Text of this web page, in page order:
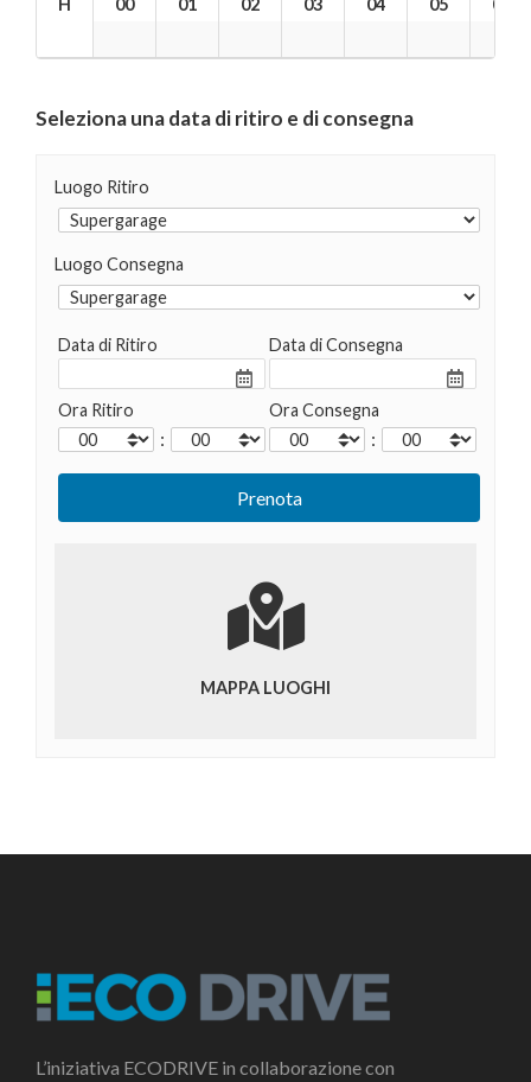
H 00 01 02 03 04 05 06
Seleziona una data di ritiro e di consegna
Luogo Ritiro
Luogo Consegna
Data di Ritiro
Ora Ritiro
:
Data di Consegna
Ora Consegna
:
MAPPA LUOGHI
L’iniziativa ECODRIVE in collaborazione con